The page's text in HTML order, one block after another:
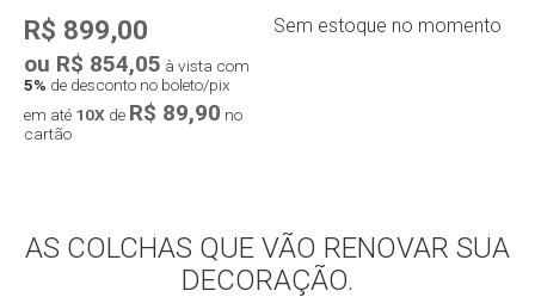
R$ 899,00
ou R$ 854,05 à vista com
5% de desconto no boleto/pix
em até 10X de R$ 89,90 no
cartão
Compra rápida
Sem estoque no momento
AS COLCHAS QUE VÃO RENOVAR SUA
DECORAÇÃO.